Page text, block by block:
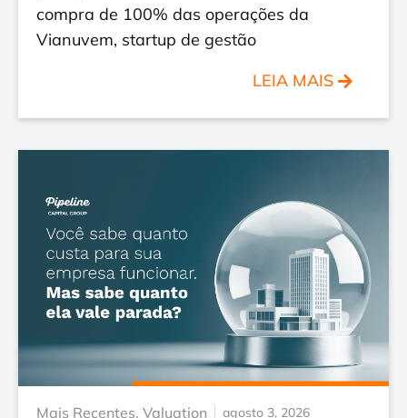
compra de 100% das operações da
Vianuvem, startup de gestão
LEIA MAIS
Mais Recentes, Valuation agosto 3, 2026